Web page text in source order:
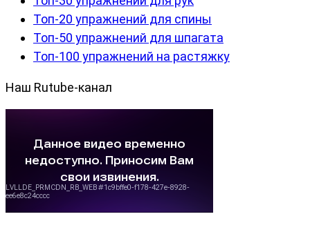
Топ-20 упражнений для спины
Топ-50 упражнений для шпагата
Топ-100 упражнений на растяжку
Наш Rutube-канал